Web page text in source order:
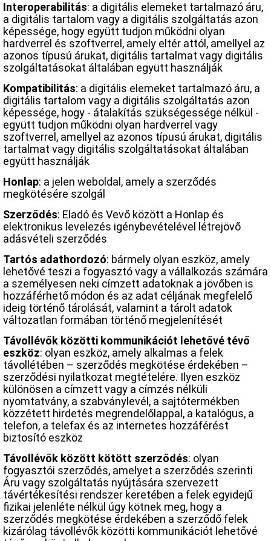
Interoperabilitás: a digitális elemeket tartalmazó áru,
a digitális tartalom vagy a digitális szolgáltatás azon
képessége, hogy együtt tudjon működni olyan
hardverrel és szoftverrel, amely eltér attól, amellyel az
azonos típusú árukat, digitális tartalmat vagy digitális
szolgáltatásokat általában együtt használják
Kompatibilitás: a digitális elemeket tartalmazó áru, a
digitális tartalom vagy a digitális szolgáltatás azon
képessége, hogy - átalakítás szükségessége nélkül -
együtt tudjon működni olyan hardverrel vagy
szoftverrel, amellyel az azonos típusú árukat, digitális
tartalmat vagy digitális szolgáltatásokat általában
együtt használják
Honlap: a jelen weboldal, amely a szerződés
megkötésére szolgál
Szerződés: Eladó és Vevő között a Honlap és
elektronikus levelezés igénybevételével létrejövő
adásvételi szerződés
Tartós adathordozó: bármely olyan eszköz, amely
lehetővé teszi a fogyasztó vagy a vállalkozás számára
a személyesen neki címzett adatoknak a jövőben is
hozzáférhető módon és az adat céljának megfelelő
ideig történő tárolását, valamint a tárolt adatok
változatlan formában történő megjelenítését
Távollévők közötti kommunikációt lehetővé tévő
eszköz: olyan eszköz, amely alkalmas a felek
távollétében – szerződés megkötése érdekében –
szerződési nyilatkozat megtételére. Ilyen eszköz
különösen a címzett vagy a címzés nélküli
nyomtatvány, a szabványlevél, a sajtótermékben
közzétett hirdetés megrendelőlappal, a katalógus, a
telefon, a telefax és az internetes hozzáférést
biztosító eszköz
Távollévők között kötött szerződés: olyan
fogyasztói szerződés, amelyet a szerződés szerinti
Áru vagy szolgáltatás nyújtására szervezett
távértékesítési rendszer keretében a felek egyidejű
fizikai jelenléte nélkül úgy kötnek meg, hogy a
szerződés megkötése érdekében a szerződő felek
kizárólag távollévők közötti kommunikációt lehetővé